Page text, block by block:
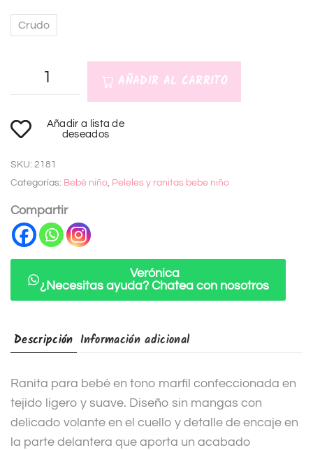
Crudo
AÑADIR AL CARRITO
l
e
r
n
a
Añadir a lista de
deseados
SKU: 2181
Categorías: Bebé niño, Peleles y ranitas bebe niño
Compartir
Verónica
¿Necesitas ayuda? Chatea con nosotros
Descripción Información adicional
Ranita para bebé en tono marfil confeccionada en
tejido ligero y suave. Diseño sin mangas con
delicado volante en el cuello y detalle de encaje en
la parte delantera que aporta un acabado